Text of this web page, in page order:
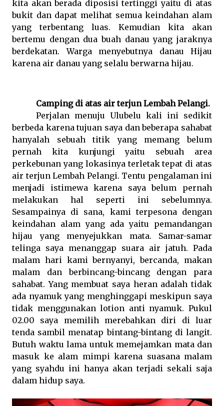
kita akan berada diposisi tertinggi yaitu di atas
bukit dan dapat melihat semua keindahan alam
yang terbentang luas. Kemudian kita akan
bertemu dengan dua buah danau yang jaraknya
berdekatan. Warga menyebutnya danau Hijau
karena air danau yang selalu berwarna hijau.
Camping di atas air terjun Lembah Pelangi.
Perjalan menuju Ulubelu kali ini sedikit
berbeda karena tujuan saya dan beberapa sahabat
hanyalah sebuah titik yang memang belum
pernah kita kunjungi yaitu sebuah area
perkebunan yang lokasinya terletak tepat di atas
air terjun Lembah Pelangi. Tentu pengalaman ini
menjadi istimewa karena saya belum pernah
melakukan hal seperti ini sebelumnya.
Sesampainya di sana, kami terpesona dengan
keindahan alam yang ada yaitu pemandangan
hijau yang menyejukkan mata. Samar-samar
telinga saya menanggap suara air jatuh. Pada
malam hari kami bernyanyi, bercanda, makan
malam dan berbincang-bincang dengan para
sahabat. Yang membuat saya heran adalah tidak
ada nyamuk yang menghinggapi meskipun saya
tidak menggunakan lotion anti nyamuk. Pukul
02.00 saya memilih merebahkan diri di luar
tenda sambil menatap bintang-bintang di langit.
Butuh waktu lama untuk memejamkan mata dan
masuk ke alam mimpi karena suasana malam
yang syahdu ini hanya akan terjadi sekali saja
dalam hidup saya.